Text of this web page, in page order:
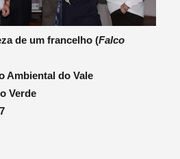
de um francelho (Falco
Ambiental do Vale
Verde